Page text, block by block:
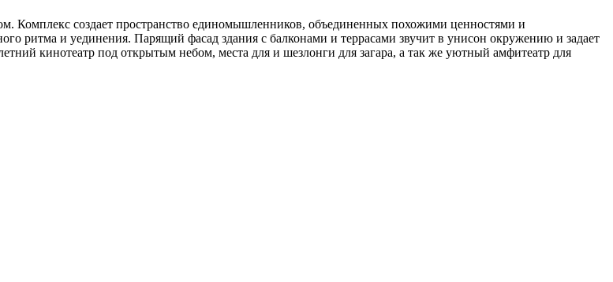
Комплекс создает пространство единомышленников, объединенных похожими ценностями и
ритма и уединения. Парящий фасад здания с балконами и террасами звучит в унисон окружению и задает
кинотеатр под открытым небом, места для и шезлонги для загара, а так же уютный амфитеатр для